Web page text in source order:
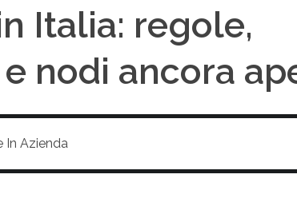
Italia: regole,
nodi ancora
In Azienda